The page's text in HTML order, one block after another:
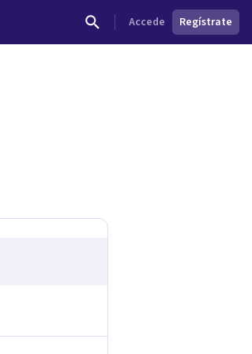
Accede Regístrate